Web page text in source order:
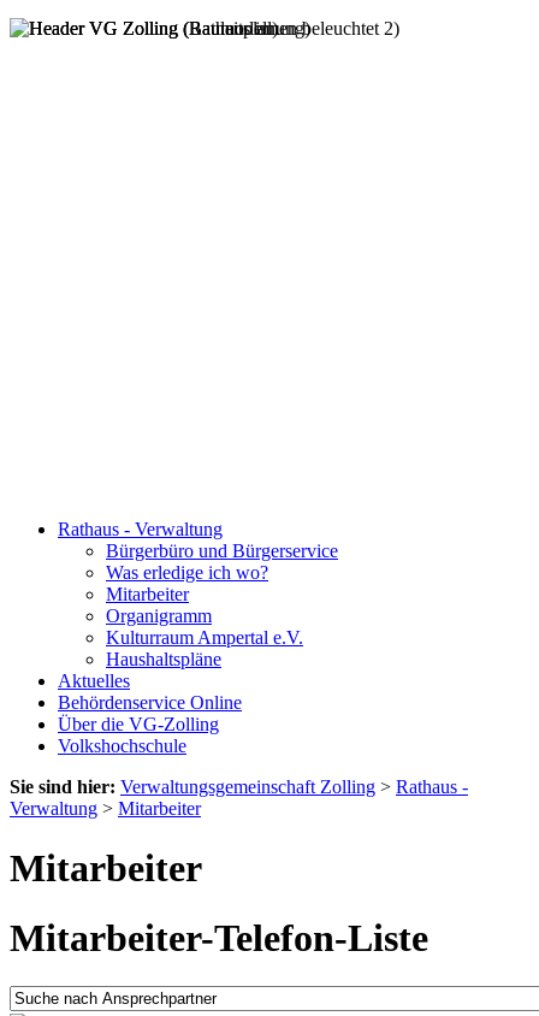
Rathaus - Verwaltung
Bürgerbüro und Bürgerservice
Was erledige ich wo?
Mitarbeiter
Organigramm
Kulturraum Ampertal e.V.
Haushaltspläne
Aktuelles
Behördenservice Online
Über die VG-Zolling
Volkshochschule
Sie sind hier: Verwaltungsgemeinschaft Zolling > Rathaus -
Verwaltung > Mitarbeiter
Mitarbeiter
Mitarbeiter-Telefon-Liste